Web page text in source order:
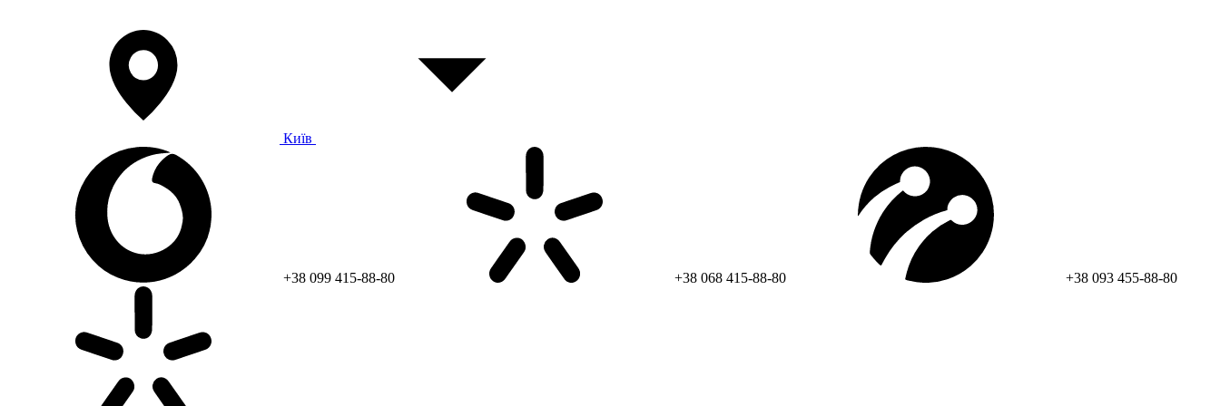
Київ
+38 099 415-88-80 +38 068 415-88-80 +38 093 455-88-80